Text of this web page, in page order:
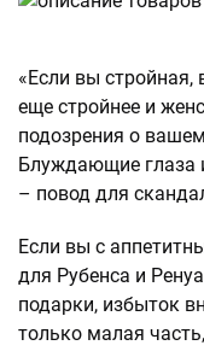
«Если вы стройная,
еще стройнее и
подозрения о
Блуждающие глаза
– повод для
Если вы с
для Рубенса и
подарки, избыток
только малая